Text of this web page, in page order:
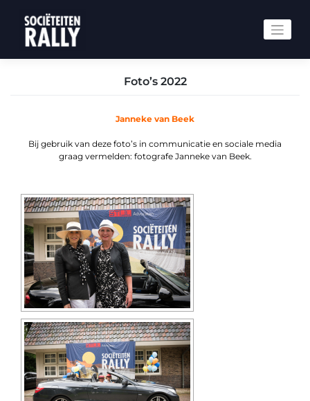
Foto’s 2022
Janneke van Beek
Bij gebruik van deze foto’s in communicatie en sociale media
graag vermelden: fotografe Janneke van Beek.